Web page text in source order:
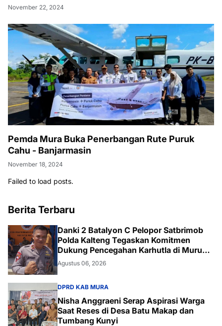
November 22, 2024
Pemda Mura Buka Penerbangan Rute Puruk
Cahu - Banjarmasin
November 18, 2024
Failed to load posts.
Berita Terbaru
Danki 2 Batalyon C Pelopor Satbrimob
Polda Kalteng Tegaskan Komitmen
Dukung Pencegahan Karhutla di Murung
Raya
Agustus 06, 2026
DPRD KAB MURA
Nisha Anggraeni Serap Aspirasi Warga
Saat Reses di Desa Batu Makap dan
Tumbang Kunyi